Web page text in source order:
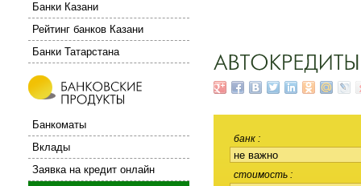
банк
стоимость
Банки Казани
Рейтинг банков Казани
Банки Татарстана
Банкоматы
Вклады
Заявка на кредит онлайн